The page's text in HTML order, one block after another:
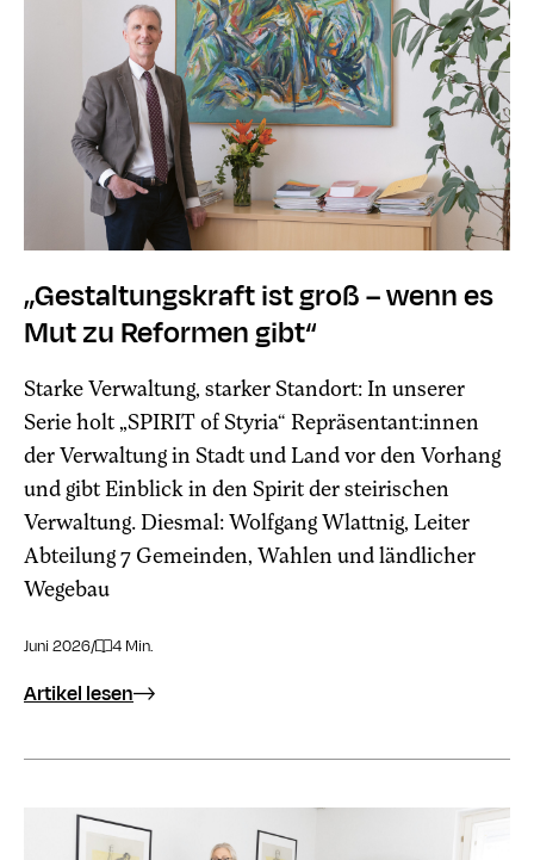
„Gestaltungskraft ist groß – wenn es
Mut zu Reformen gibt“
Starke Verwaltung, starker Standort: In unserer
Serie holt „SPIRIT of Styria“ Repräsentant:innen
der Verwaltung in Stadt und Land vor den Vorhang
und gibt Einblick in den Spirit der steirischen
Verwaltung. Diesmal: Wolfgang Wlattnig, Leiter
Abteilung 7 Gemeinden, Wahlen und ländlicher
Wegebau
Juni 2026/ 4 Min.
Artikel lesen